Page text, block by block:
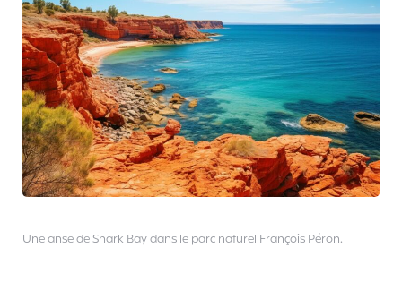
Une anse de Shark Bay dans le parc naturel François Péron.